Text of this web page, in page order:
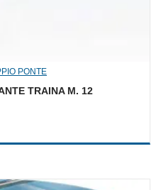
PONTE
TRAINA M. 12
2,80 €.
è: 1,40 €.